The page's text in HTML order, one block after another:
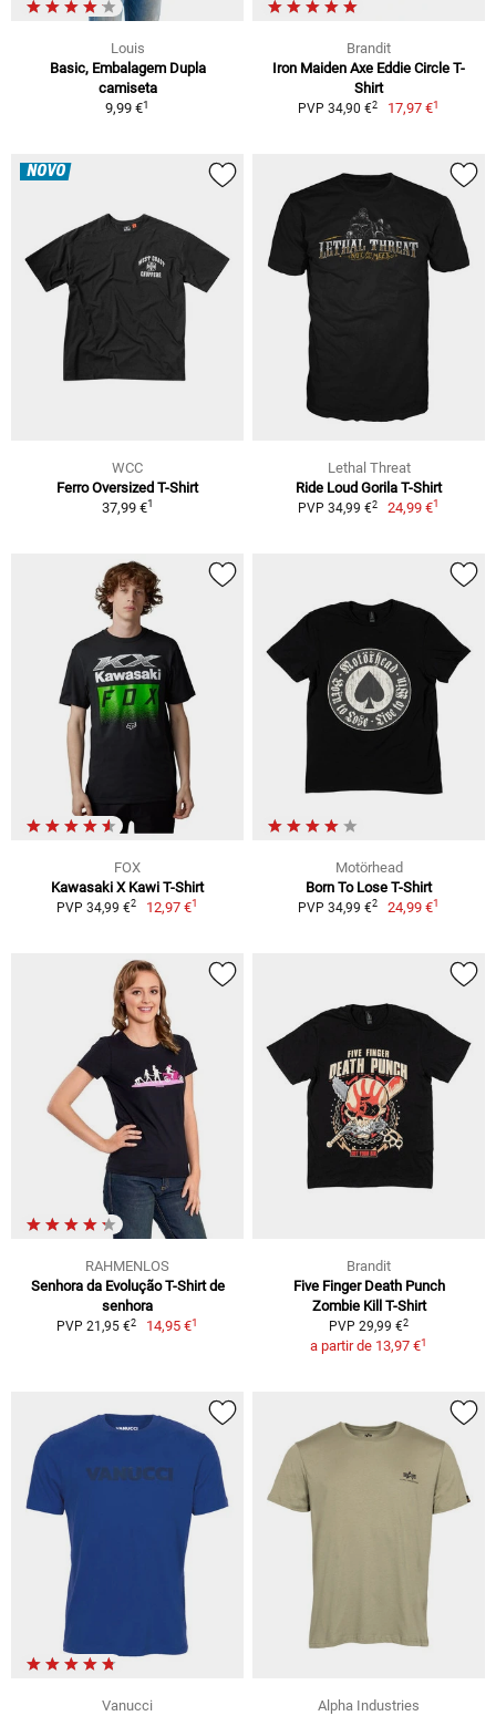
Louis
Basic, Embalagem Dupla
camiseta
9,99 €1
Brandit
Iron Maiden Axe Eddie Circle T-
Shirt
PVP 34,90 €2 17,97 €1
NOVO
WCC
Ferro Oversized T-Shirt
37,99 €1
Lethal Threat
Ride Loud Gorila T-Shirt
PVP 34,99 €2 24,99 €1
FOX
Kawasaki X Kawi T-Shirt
PVP 34,99 €2 12,97 €1
Motörhead
Born To Lose T-Shirt
PVP 34,99 €2 24,99 €1
RAHMENLOS
Senhora da Evolução T-Shirt de
senhora
PVP 21,95 €2 14,95 €1
Brandit
Five Finger Death Punch
Zombie Kill T-Shirt
PVP 29,99 €2
a partir de 13,97 €1
Vanucci
Alpha Industries